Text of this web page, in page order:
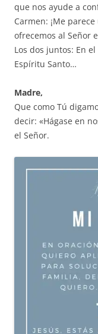
que nos ayude a
Carmen: ¡Me
ofrecemos al Señor
Los dos juntos: En
Espíritu Santo…
Madre,
Que como Tú
decir: «Hágase en
el Señor.